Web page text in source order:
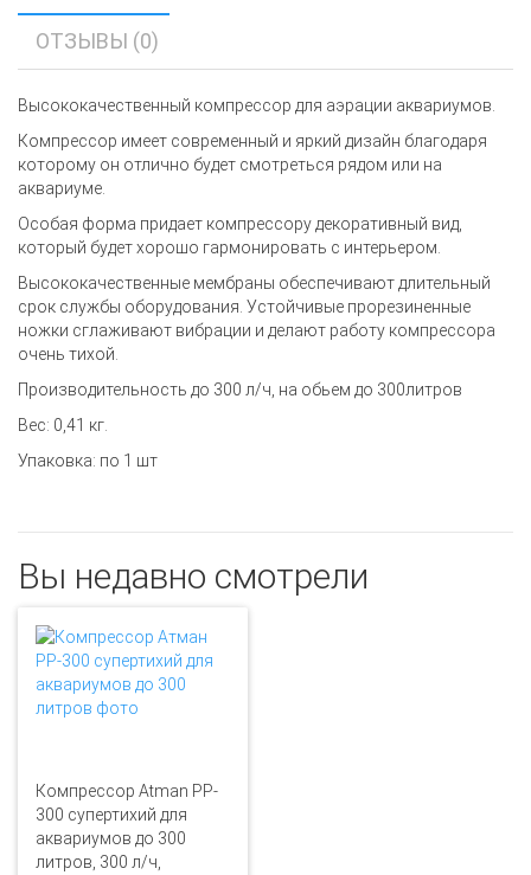
ОТЗЫВЫ (0)
Высококачественный компрессор для аэрации аквариумов.
Компрессор имеет современный и яркий дизайн благодаря
которому он отлично будет смотреться рядом или на
аквариуме.
Особая форма придает компрессору декоративный вид,
который будет хорошо гармонировать с интерьером.
Высококачественные мембраны обеспечивают длительный
срок службы оборудования. Устойчивые прорезиненные
ножки сглаживают вибрации и делают работу компрессора
очень тихой.
Производительность до 300 л/ч, на обьем до 300литров
Вес: 0,41 кг.
Упаковка: по 1 шт
Вы недавно смотрели
Компрессор Atman PP-
300 супертихий для
аквариумов до 300
литров, 300 л/ч,